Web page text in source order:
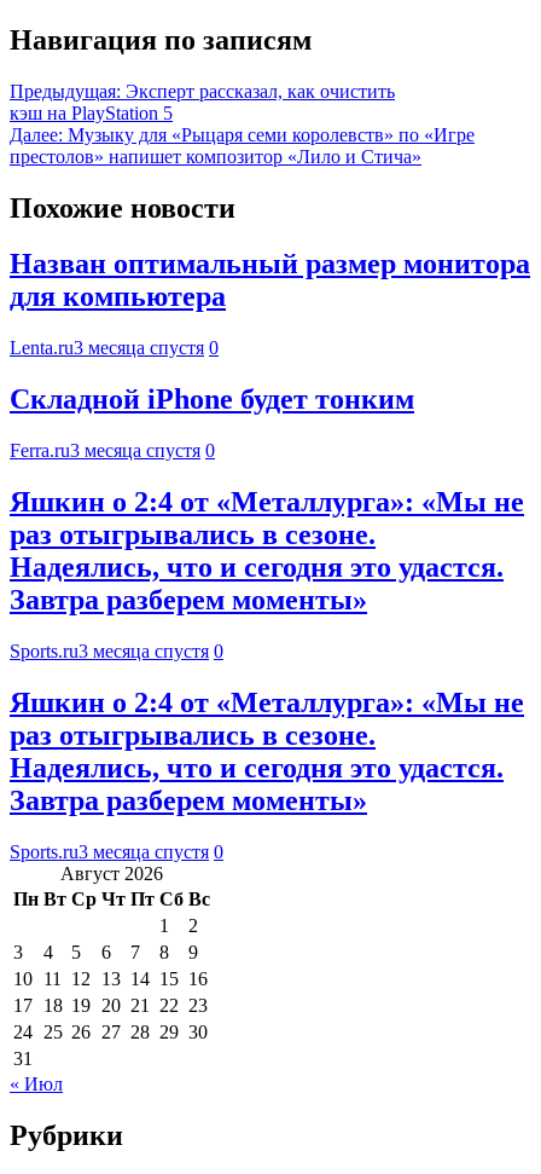
Навигация по записям
Предыдущая: Эксперт рассказал, как очистить
кэш на PlayStation 5
Далее: Музыку для «Рыцаря семи королевств» по «Игре
престолов» напишет композитор «Лило и Стича»
Похожие новости
Назван оптимальный размер монитора
для компьютера
Lenta.ru3 месяца спустя 0
Складной iPhone будет тонким
Ferra.ru3 месяца спустя 0
Яшкин о 2:4 от «Металлурга»: «Мы не
раз отыгрывались в сезоне.
Надеялись, что и сегодня это удастся.
Завтра разберем моменты»
Sports.ru3 месяца спустя 0
Яшкин о 2:4 от «Металлурга»: «Мы не
раз отыгрывались в сезоне.
Надеялись, что и сегодня это удастся.
Завтра разберем моменты»
Sports.ru3 месяца спустя 0
Август 2026
Пн Вт Ср Чт Пт Сб Вс
1
2
3
4 5 6 7 8
9
10 11 12 13 14 15 16
17 18 19 20 21 22 23
24 25 26 27 28 29 30
31
« Июл
Рубрики